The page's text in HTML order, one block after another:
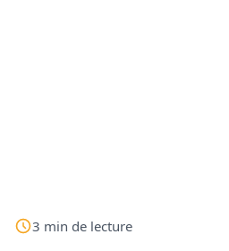
3 min de lecture